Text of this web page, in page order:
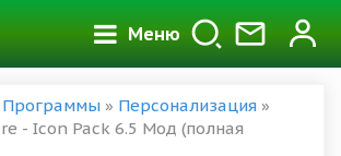
Меню
Программы » Персонализация »
- Icon Pack 6.5 Мод (полная